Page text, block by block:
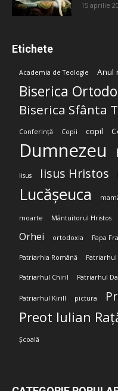
15 aprilie
Etichete
Academia de Teologie Anul
Biserica
Biserica Sfânta
Conferință Copii copil
Dumnezeu
Iisus Iisus Hristos
Lucășeuca
moarte Mântuitorul Hristos
Orhei ortodoxia Papa
Patriarhia Română
Patriarhul Chiril Patriarhul
Patriarhul Kirill pictura
Preot Iulian
Școală